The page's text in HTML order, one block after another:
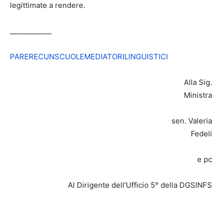
legittimate a rendere.
PARERECUNSCUOLEMEDIATORILINGUISTICI
Alla Sig.
Ministra
sen. Valeria
Fedeli
e pc
Al Dirigente dell’Ufficio 5° della DGSINFS